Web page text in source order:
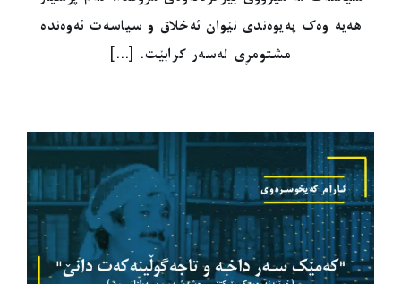
هەیە وەک پەیوەندی نێوان ئەخلاق و سیاسەت ئەوەندە
مشتومڕی لەسەر کرابێت. [...]